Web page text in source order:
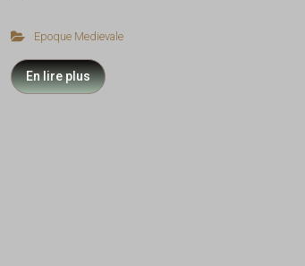
Epoque Medievale
En lire plus